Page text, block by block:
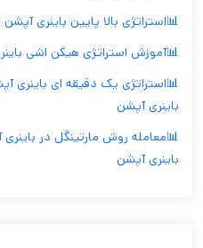
📊استراتژی بالا پایین باینری آپشن با
📊آموزش استراتژی هیکن اشی
📊استراتژی یک دقیقه ای باینری
باینری آپشن
📊معامله روش مارتینگل در
باینری آپشن